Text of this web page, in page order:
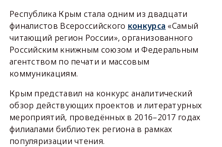
Республика Крым стала одним из двадцати
финалистов Всероссийского конкурса «Самый
читающий регион России», организованного
Российским книжным союзом и Федеральным
агентством по печати и массовым
коммуникациям.
Крым представил на конкурс аналитический
обзор действующих проектов и литературных
мероприятий, проведённых в 2016–2017 годах
филиалами библиотек региона в рамках
популяризации чтения.